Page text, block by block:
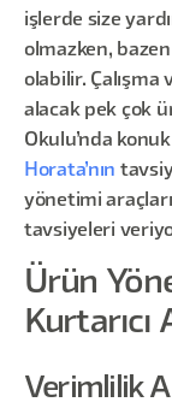
işlerde size
olmazken,
olabilir. Çalışma
alacak pek çok
Okulu’nda konuk
Horata’nın
yönetimi
tavsiyeleri
Ürün
Kurtarıcı
Verimlilik